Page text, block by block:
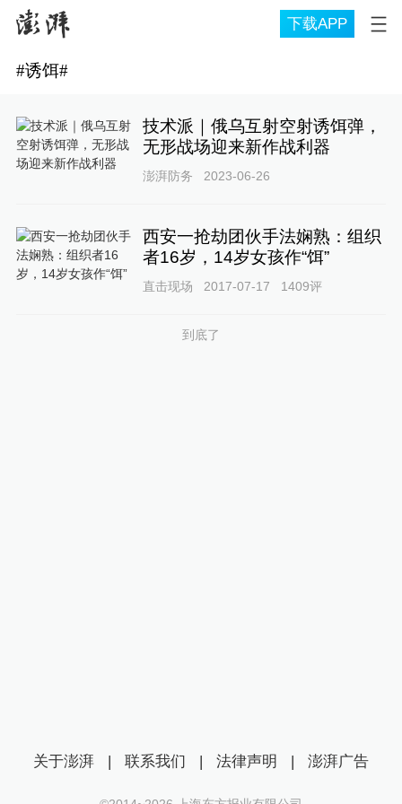
下载APP
#诱饵#
技术派｜俄乌互射空射诱饵弹，
无形战场迎来新作战利器
澎湃防务 2023-06-26
西安一抢劫团伙手法娴熟：组织
者16岁，14岁女孩作“饵”
直击现场 2017-07-17 1409评
到底了
关于澎湃 | 联系我们 | 法律声明 | 澎湃广告